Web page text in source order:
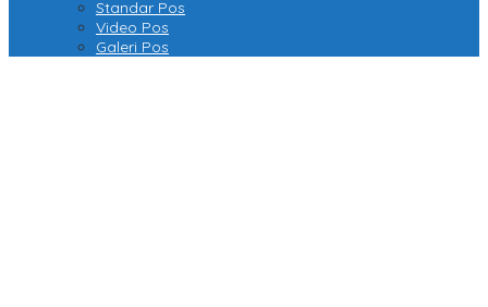
Standar Pos
Video Pos
Galeri Pos